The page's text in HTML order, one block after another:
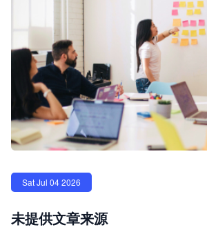
Sat Jul 04 2026
未提供文章来源